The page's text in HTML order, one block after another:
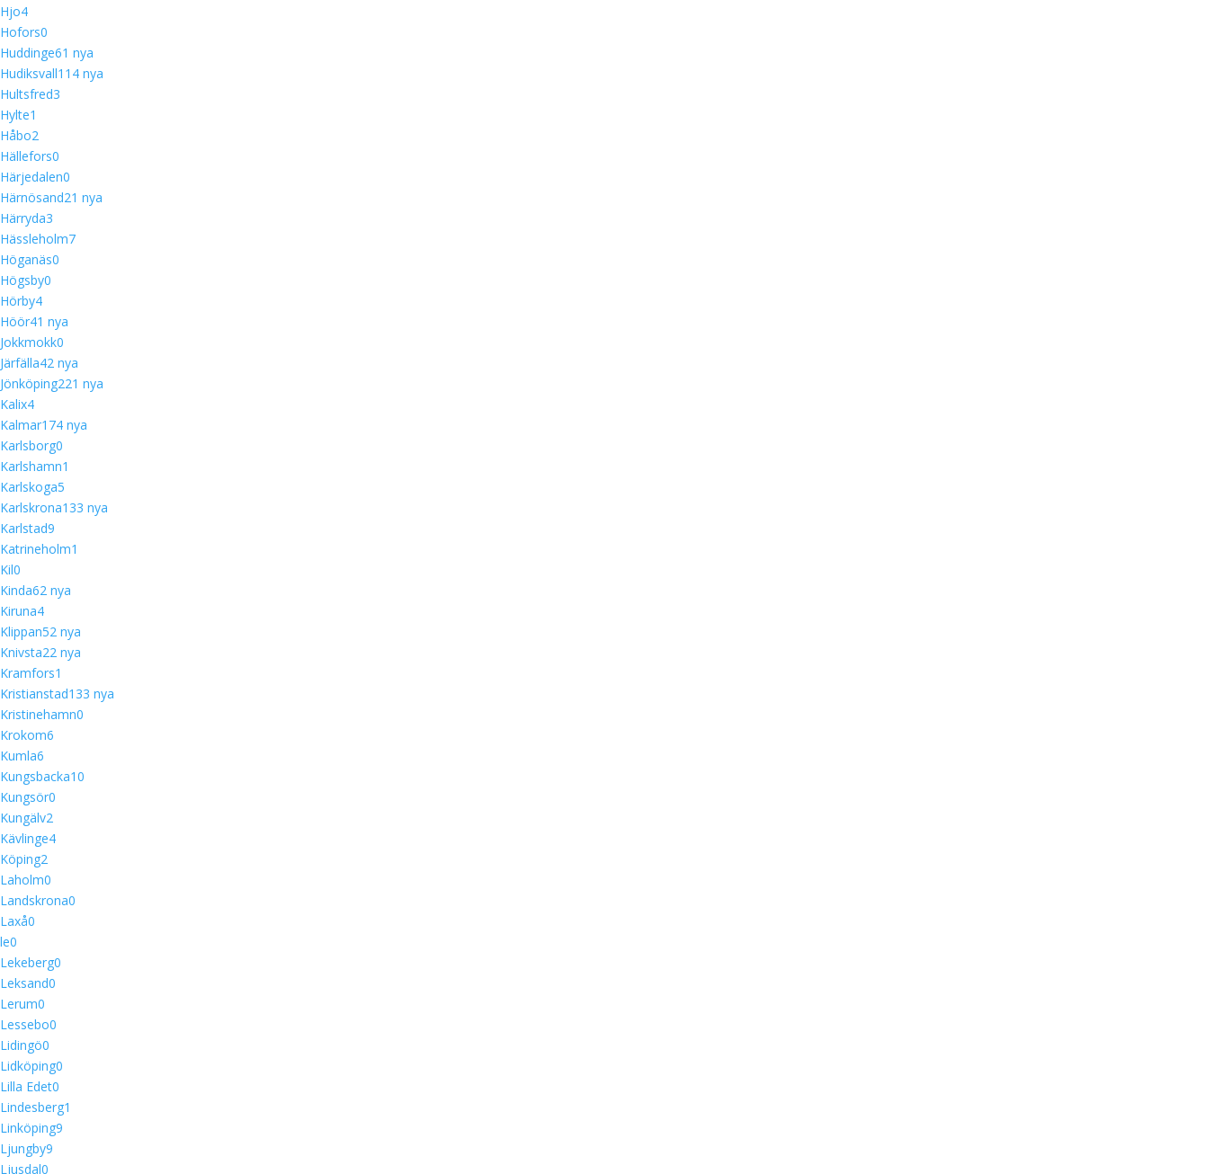
Hjo4
Hofors0
Huddinge61 nya
Hudiksvall11 4 nya
Hultsfred3
Hylte1
Håbo2
Hällefors0
Härjedalen0
Härnösand21 nya
Härryda3
Hässleholm7
Höganäs0
Högsby0
Hörby4
Höör41 nya
Jokkmokk0
Järfälla42 nya
Jönköping221 nya
Kalix4
Kalmar174 nya
Karlsborg0
Karlshamn1
Karlskoga5
Karlskrona133 nya
Karlstad9
Katrineholm1
Kil0
Kinda62 nya
Kiruna4
Klippan52 nya
Knivsta22 nya
Kramfors1
Kristianstad133 nya
Kristinehamn0
Krokom6
Kumla6
Kungsbacka10
Kungsör0
Kungälv2
Kävlinge4
Köping2
Laholm0
Landskrona0
Laxå0
le0
Lekeberg0
Leksand0
Lerum0
Lessebo0
Lidingö0
Lidköping0
Lilla Edet0
Lindesberg1
Linköping9
Ljungby9
Ljusdal0